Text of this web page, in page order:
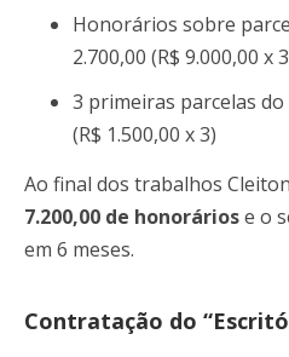
Honorários sobre
2.700,00 (R$ 9.000,00 x
3 primeiras parcelas do
(R$ 1.500,00 x 3)
Ao final dos trabalhos
7.200,00 de honoráriose o
em 6 meses.
Contratação do